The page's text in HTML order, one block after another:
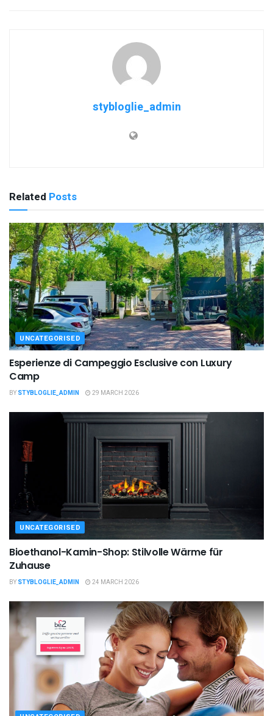
stybloglie_admin
Related Posts
UNCATEGORISED
Esperienze di Campeggio Esclusive con Luxury
Camp
BY STYBLOGLIE_ADMIN 29 MARCH 2026
UNCATEGORISED
Bioethanol-Kamin-Shop: Stilvolle Wärme für
Zuhause
BY STYBLOGLIE_ADMIN 24 MARCH 2026